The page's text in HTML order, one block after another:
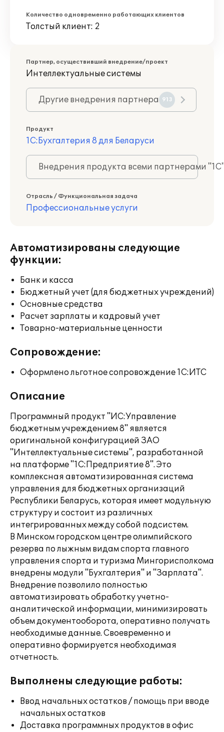
Количество одновременно работающих клиентов
Толстый клиент: 2
Партнер, осуществивший внедрение/проект
Интеллектуальные системы
Другие внедрения партнера 913
Продукт
1С:Бухгалтерия 8 для Беларуси
Внедрения продукта всеми партнерами
Отрасль / Функциональная задача
Профессиональные услуги
Автоматизированы следующие
функции:
Банк и касса
Бюджетный учет (для бюджетных учреждений)
Основные средства
Расчет зарплаты и кадровый учет
Товарно-материальные ценности
Сопровождение:
Оформлено льготное сопровождение 1С:ИТС
Описание
Программный продукт "ИС:Управление
бюджетным учреждением 8" является
оригинальной конфигурацией ЗАО
"Интеллектуальные системы", разработанной
на платформе "1С:Предприятие 8". Это
комплексная автоматизированная система
управления для бюджетных организаций
Республики Беларусь, которая имеет модульную
структуру и состоит из различных
интегрированных между собой подсистем.
В Минском городском центре олимпийского
резерва по лыжным видам спорта главного
управления спорта и туризма Мингорисполкома
внедрены модули "Бухгалтерия" и "Зарплата".
Внедрение позволило полностью
автоматизировать обработку учетно-
аналитической информации, минимизировать
объем документооборота, оперативно получать
необходимые данные. Своевременно и
оперативно формируется необходимая
отчетность.
Выполнены следующие работы:
Ввод начальных остатков / помощь при вводе
начальных остатков
Доставка программных продуктов в офис